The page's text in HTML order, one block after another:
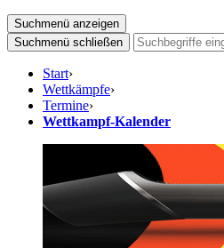
Suchmenü anzeigen
Suchmenü schließen
Start›
Wettkämpfe›
Termine›
Wettkampf-Kalender